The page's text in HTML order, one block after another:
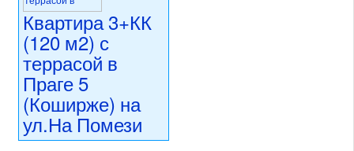
состояние: новостройка
номер объекта:20459
Квартира 3+КК
(120 м2) с
террасой в
Праге 5
(Коширже) на
ул.На Помези